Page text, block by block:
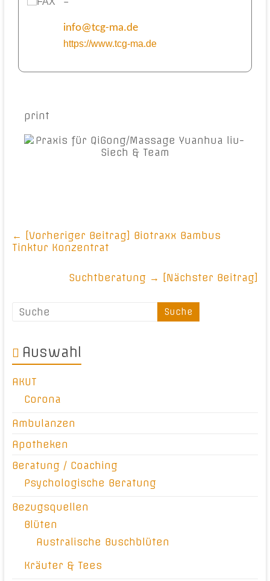
–
info@tcg-ma.de
https://www.tcg-ma.de
print
← [Vorheriger Beitrag] Biotraxx Bambus
Tinktur Konzentrat
Suchtberatung → [Nächster Beitrag]
Auswahl
AKUT
Corona
Ambulanzen
Apotheken
Beratung / Coaching
Psychologische Beratung
Bezugsquellen
Blüten
Australische Buschblüten
Kräuter & Tees